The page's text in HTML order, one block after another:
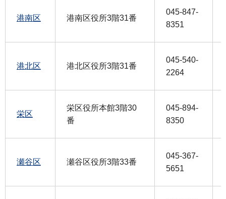
港南区 港南区役所3階31番
045-847-
8351
港北区 港北区役所3階31番
045-540-
2264
栄区
栄区役所本館3階30
番
045-894-
8350
瀬谷区 瀬谷区役所3階33番
045-367-
5651